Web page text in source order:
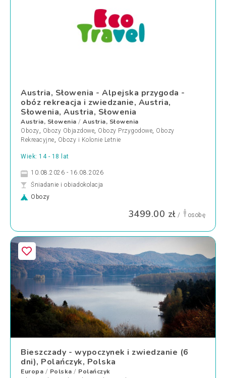
Austria, Słowenia - Alpejska przygoda -
obóz rekreacja i zwiedzanie, Austria,
Słowenia, Austria, Słowenia
Austria, Słowenia / Austria, Słowenia
Obozy, Obozy Objazdowe, Obozy Przygodowe, Obozy
Rekreacyjne, Obozy i Kolonie Letnie
Wiek: 14 - 18 lat
10.08.2026 - 16.08.2026
Śniadanie i obiadokolacja
Obozy
3499.00 zł / osobę
Bieszczady - wypoczynek i zwiedzanie (6
dni), Polańczyk, Polska
Europa / Polska / Polańczyk